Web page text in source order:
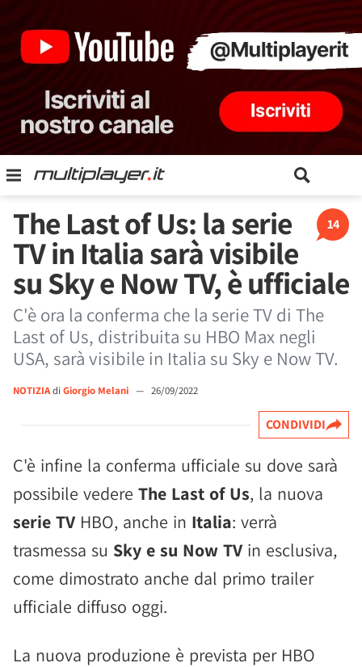
14
The Last of Us: la serie
TV in Italia sarà visibile
su Sky e Now TV, è ufficiale
C'è ora la conferma che la serie TV di The
Last of Us, distribuita su HBO Max negli
USA, sarà visibile in Italia su Sky e Now TV.
NOTIZIAdi Giorgio Melani — 26/09/2022
CONDIVIDI
C'è infine la conferma ufficiale su dove sarà
possibile vedere The Last of Us, la nuova
serie TV HBO, anche in Italia: verrà
trasmessa su Sky e su Now TV in esclusiva,
come dimostrato anche dal primo trailer
ufficiale diffuso oggi.
La nuova produzione è prevista per HBO